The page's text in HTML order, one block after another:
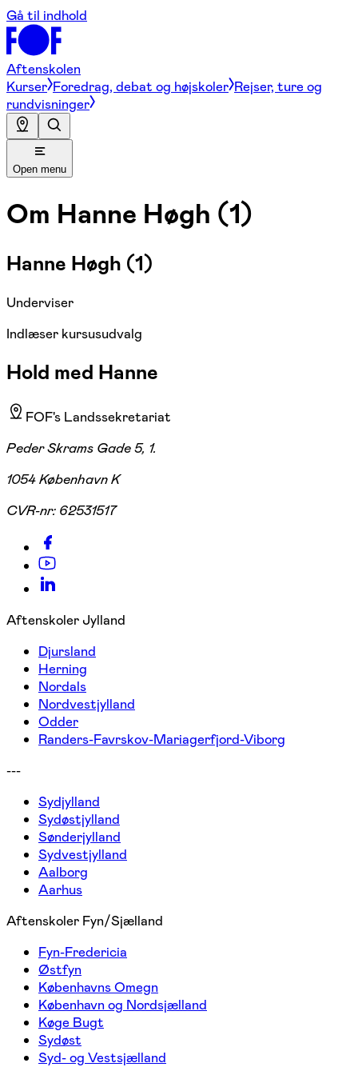
Gå til indhold
Aftenskolen
Kurser Foredrag, debat og højskoler Rejser, ture og
rundvisninger
Open menu
Om Hanne Høgh (1)
Hanne Høgh (1)
Underviser
Indlæser kursusudvalg
Hold med Hanne
FOF's Landssekretariat
Peder Skrams Gade 5, 1.
1054 København K
CVR-nr: 62531517
Aftenskoler Jylland
Djursland
Herning
Nordals
Nordvestjylland
Odder
Randers-Favrskov-Mariagerfjord-Viborg
---
Sydjylland
Sydøstjylland
Sønderjylland
Sydvestjylland
Aalborg
Aarhus
Aftenskoler Fyn/Sjælland
Fyn-Fredericia
Østfyn
Københavns Omegn
København og Nordsjælland
Køge Bugt
Sydøst
Syd- og Vestsjælland